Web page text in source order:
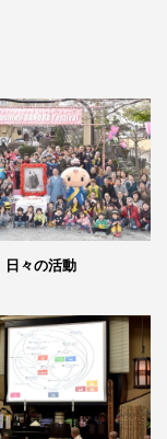
日々の活動